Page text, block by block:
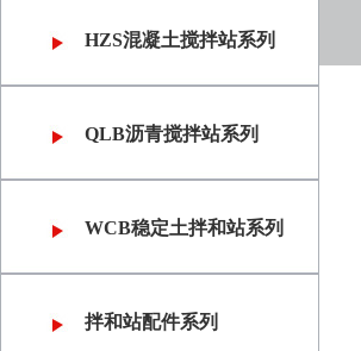
HZS混凝土搅拌站系列
QLB沥青搅拌站系列
WCB稳定土拌和站系列
拌和站配件系列